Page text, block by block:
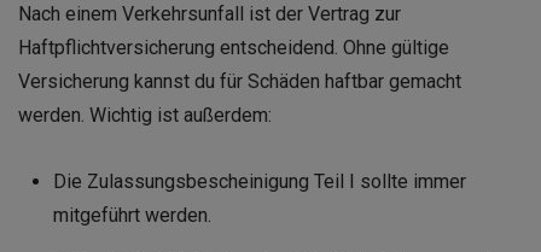
Nach einem Verkehrsunfall ist der Vertrag zur
Haftpflichtversicherung entscheidend. Ohne gültige
Versicherung kannst du für Schäden haftbar gemacht
werden. Wichtig ist außerdem:
Die Zulassungsbescheinigung Teil I sollte immer
mitgeführt werden.